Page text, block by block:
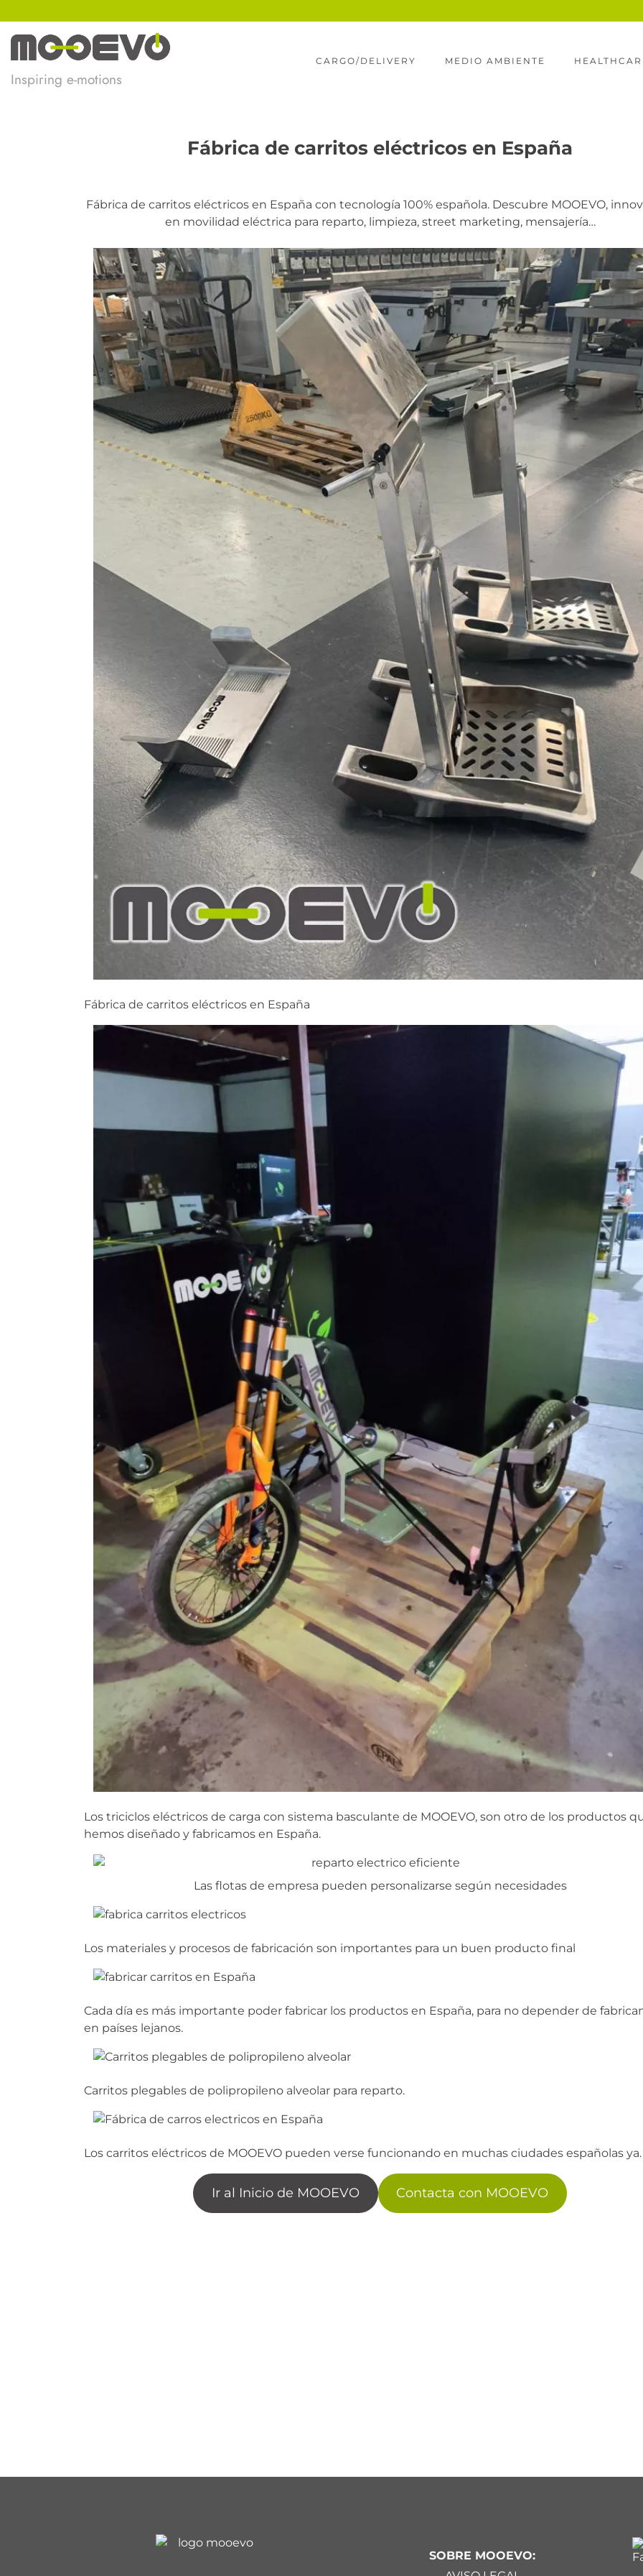
al
contenido
Inspiring e-motions
CARGO/DELIVERY MEDIO AMBIENTE
Fábrica de carritos eléctricos en España
Fábrica de carritos eléctricos en España con tecnología 100% española. Descubre MOOEVO,
en movilidad eléctrica para reparto, limpieza, street marketing, mensajería…
Fábrica de carritos eléctricos en España
Los triciclos eléctricos de carga con sistema basculante de MOOEVO, son otro de los productos
hemos diseñado y fabricamos en España.
Las flotas de empresa pueden personalizarse según necesidades
Los materiales y procesos de fabricación son importantes para un buen producto final
Cada día es más importante poder fabricar los productos en España, para no depender de
en países lejanos.
Carritos plegables de polipropileno alveolar para reparto.
Los carritos eléctricos de MOOEVO pueden verse funcionando en muchas ciudades españolas ya.
Ir al Inicio de MOOEVO Contacta con MOOEVO
SOBRE MOOEVO: